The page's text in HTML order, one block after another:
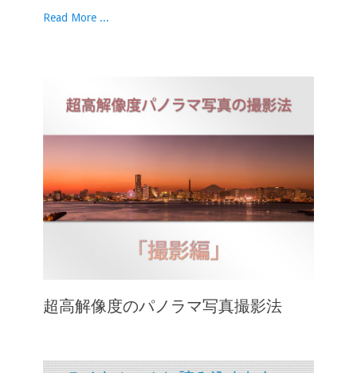
Read More ...
超高解像度のパノラマ写真撮影法